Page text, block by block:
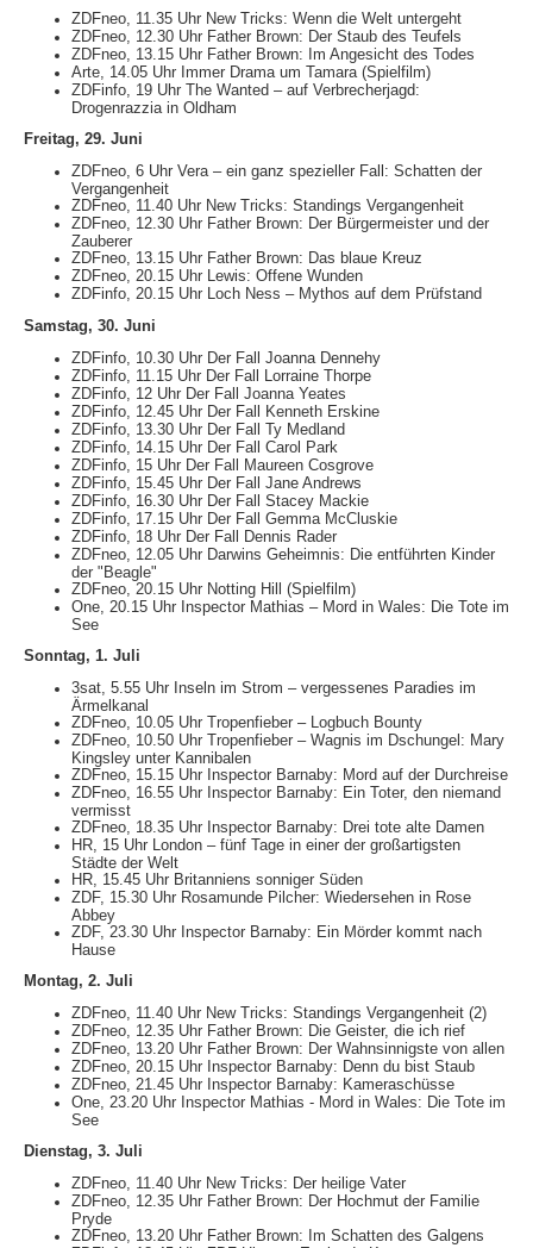
ZDFneo, 11.35 Uhr New Tricks: Wenn die Welt untergeht
ZDFneo, 12.30 Uhr Father Brown: Der Staub des Teufels
ZDFneo, 13.15 Uhr Father Brown: Im Angesicht des Todes
Arte, 14.05 Uhr Immer Drama um Tamara (Spielfilm)
ZDFinfo, 19 Uhr The Wanted – auf Verbrecherjagd:
Drogenrazzia in Oldham
Freitag, 29. Juni
ZDFneo, 6 Uhr Vera – ein ganz spezieller Fall: Schatten der
Vergangenheit
ZDFneo, 11.40 Uhr New Tricks: Standings Vergangenheit
ZDFneo, 12.30 Uhr Father Brown: Der Bürgermeister und der
Zauberer
ZDFneo, 13.15 Uhr Father Brown: Das blaue Kreuz
ZDFneo, 20.15 Uhr Lewis: Offene Wunden
ZDFinfo, 20.15 Uhr Loch Ness – Mythos auf dem Prüfstand
Samstag, 30. Juni
ZDFinfo, 10.30 Uhr Der Fall Joanna Dennehy
ZDFinfo, 11.15 Uhr Der Fall Lorraine Thorpe
ZDFinfo, 12 Uhr Der Fall Joanna Yeates
ZDFinfo, 12.45 Uhr Der Fall Kenneth Erskine
ZDFinfo, 13.30 Uhr Der Fall Ty Medland
ZDFinfo, 14.15 Uhr Der Fall Carol Park
ZDFinfo, 15 Uhr Der Fall Maureen Cosgrove
ZDFinfo, 15.45 Uhr Der Fall Jane Andrews
ZDFinfo, 16.30 Uhr Der Fall Stacey Mackie
ZDFinfo, 17.15 Uhr Der Fall Gemma McCluskie
ZDFinfo, 18 Uhr Der Fall Dennis Rader
ZDFneo, 12.05 Uhr Darwins Geheimnis: Die entführten Kinder
der "Beagle"
ZDFneo, 20.15 Uhr Notting Hill (Spielfilm)
One, 20.15 Uhr Inspector Mathias – Mord in Wales: Die Tote im
See
Sonntag, 1. Juli
3sat, 5.55 Uhr Inseln im Strom – vergessenes Paradies im
Ärmelkanal
ZDFneo, 10.05 Uhr Tropenfieber – Logbuch Bounty
ZDFneo, 10.50 Uhr Tropenfieber – Wagnis im Dschungel: Mary
Kingsley unter Kannibalen
ZDFneo, 15.15 Uhr Inspector Barnaby: Mord auf der Durchreise
ZDFneo, 16.55 Uhr Inspector Barnaby: Ein Toter, den niemand
vermisst
ZDFneo, 18.35 Uhr Inspector Barnaby: Drei tote alte Damen
HR, 15 Uhr London – fünf Tage in einer der großartigsten
Städte der Welt
HR, 15.45 Uhr Britanniens sonniger Süden
ZDF, 15.30 Uhr Rosamunde Pilcher: Wiedersehen in Rose
Abbey
ZDF, 23.30 Uhr Inspector Barnaby: Ein Mörder kommt nach
Hause
Montag, 2. Juli
ZDFneo, 11.40 Uhr New Tricks: Standings Vergangenheit (2)
ZDFneo, 12.35 Uhr Father Brown: Die Geister, die ich rief
ZDFneo, 13.20 Uhr Father Brown: Der Wahnsinnigste von allen
ZDFneo, 20.15 Uhr Inspector Barnaby: Denn du bist Staub
ZDFneo, 21.45 Uhr Inspector Barnaby: Kameraschüsse
One, 23.20 Uhr Inspector Mathias - Mord in Wales: Die Tote im
See
Dienstag, 3. Juli
ZDFneo, 11.40 Uhr New Tricks: Der heilige Vater
ZDFneo, 12.35 Uhr Father Brown: Der Hochmut der Familie
Pryde
ZDFneo, 13.20 Uhr Father Brown: Im Schatten des Galgens